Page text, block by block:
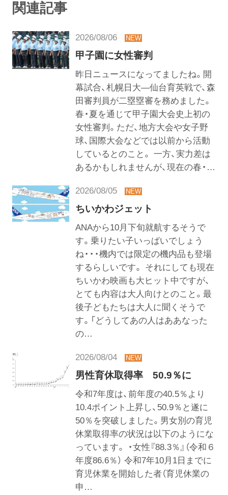
関連記事
2026/08/06
甲子園に女性審判
昨日ニュースになってましたね。開
幕試合、札幌日大―仙台育英戦で、森
田審判員が二塁塁審を務めました。
春・夏を通じて甲子園大会史上初の
女性審判。ただ、地方大会や女子野
球、国際大会などでは以前から活動
しているとのこと。 一方、実力差は
あるかもしれませんが、現在の春・…
2026/08/05
ちいかわジェット
ANAから10月下旬就航するそうで
す。乗りたい子いっぱいでしょう
ね・・・機内では限定の機内品も登場
するらしいです。 それにしても現在
ちいかわ映画も大ヒット中ですが、
とても内容は大人向けとのこと。最
後子どもたちは大人に聞くそうで
す。「どうしてあの人はああなった
の…
2026/08/04
男性育休取得率 50.9％に
令和7年度は、前年度の40.5％より
10.4ポイント上昇し、50.9％と遂に
50％を突破しました。男女別の育児
休業取得率の状況は以下のようにな
っています。 ・女性『88.3％』（令和６
年度86.6％） 令和7年10月1日までに
育児休業を開始した者（育児休業の
申…